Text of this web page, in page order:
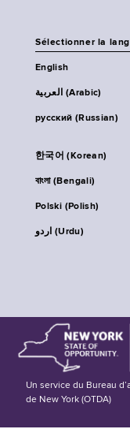
Sélectionner la
English
العربية (Arabic)
русский (Russian)
한국어 (Korean)
বাংলা (Bengali)
Polski (Polish)
اردو (Urdu)
Un service du Bureau
de New York (OTDA)